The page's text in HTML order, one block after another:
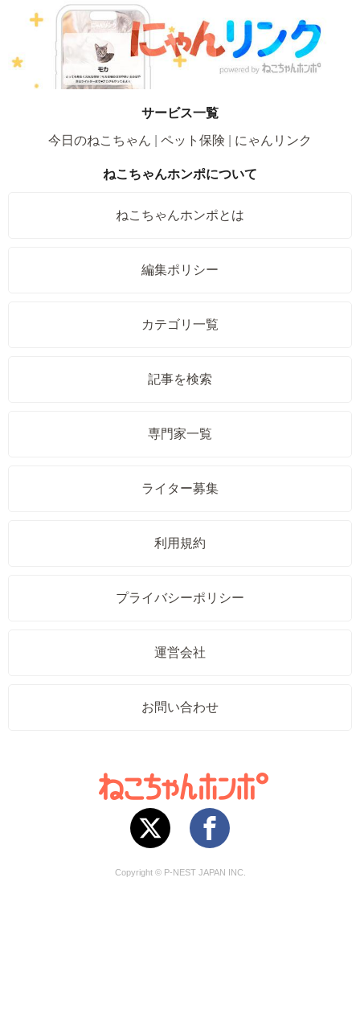
サービス一覧
今日のねこちゃん
ペット保険 にゃんリンク
ねこちゃんホンポについて
ねこちゃんホンポとは
編集ポリシー
カテゴリ一覧
記事を検索
専門家一覧
ライター募集
利用規約
プライバシーポリシー
運営会社
お問い合わせ
Copyright © P-NEST JAPAN INC.